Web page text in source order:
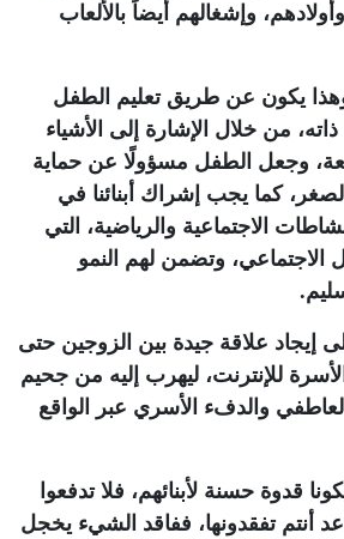
وإشغالهم أيضاً بالألعاب
يكون عن طريق تعليم الطفل
من خلال الإشارة إلى الأشياء
وجعل الطفل مسؤولًا عن حماية
كما يجب إشراك أبنائنا في
الاجتماعية والرياضية، التي
الاجتماعي، وتضمن لهم النمو
.
إيجاد علاقة جيدة بين الزوجين حتى
للإنترنت، ليهرب إليه من جحيم
والدفء الأسري عبر الواقع
قدوة حسنة لأبنائهم، فلا تدفعوا
أنتم تفقدونها، ففاقد الشيء يخجل